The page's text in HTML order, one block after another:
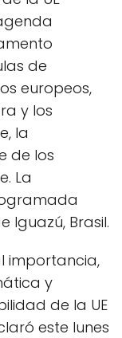
de
europeos,
y los
la
de los
La
Iguazú, Brasil.
importancia,
y
de la UE
este lunes